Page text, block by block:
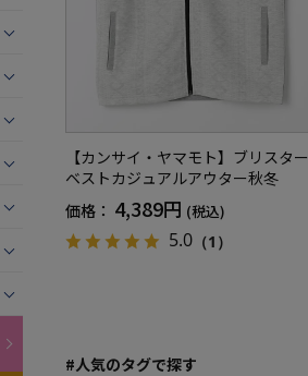
【カンサイ・ヤマモト】ブリスター
ベストカジュアルアウター秋冬
価格： 4,389円 (税込)
5.0 （1）
#人気のタグで探す